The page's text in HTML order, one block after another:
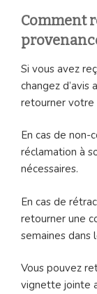
Comment
Si vous avez
changez
retourner votre
En cas de
réclamation à
nécessaires.
En cas de
retourner une
semaines dans
Vous pouvez
vignette jointe